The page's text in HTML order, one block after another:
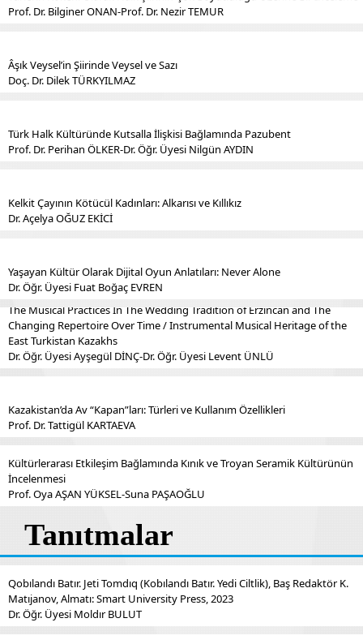
Prof. Dr. Bilginer ONAN-Prof. Dr. Nezir TEMUR
Âşık Veysel’in Şiirinde Veysel ve Sazı
Doç. Dr. Dilek TÜRKYILMAZ
Türk Halk Kültüründe Kutsalla İlişkisi Bağlamında Pazubent
Prof. Dr. Perihan ÖLKER-Dr. Öğr. Üyesi Nilgün AYDIN
Kelkit Çayının Kötücül Kadınları: Alkarısı ve Kıllıkız
Dr. Açelya OĞUZ EKİCİ
Yaşayan Kültür Olarak Dijital Oyun Anlatıları: Never Alone
Dr. Öğr. Üyesi Fuat Boğaç EVREN
The Musical Practices In The Wedding Tradition of Erzincan and The
Changing Repertoire Over Time / Instrumental Musical Heritage of the
East Turkistan Kazakhs
Dr. Öğr. Üyesi Ayşegül DİNÇ-Dr. Öğr. Üyesi Levent ÜNLÜ
Kazakistan’da Av “Kapan”ları: Türleri ve Kullanım Özellikleri
Prof. Dr. Tattigül KARTAEVA
Kültürlerarası Etkileşim Bağlamında Kınık ve Troyan Seramik Kültürünün
İncelenmesi
Prof. Oya AŞAN YÜKSEL-Suna PAŞAOĞLU
Tanıtmalar
Qobılandı Batır. Jeti Tomdıq (Kobılandı Batır. Yedi Ciltlik), Baş Redaktör K.
Matıjanov, Almatı: Smart University Press, 2023
Dr. Öğr. Üyesi Moldır BULUT